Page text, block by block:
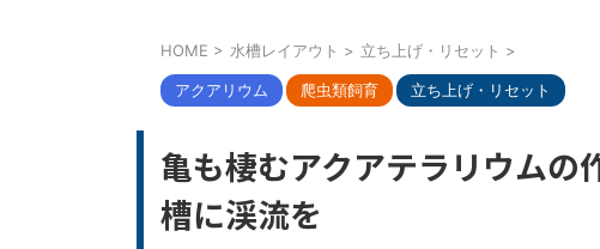
HOME > 水槽レイアウト > 立ち上げ・リセット >
アクアリウム 爬虫類飼育 立ち上げ・リセット
亀も棲むアクアテラリウムの
槽に渓流を
生体知識・飼育方法 爬虫類飼育 温度管理・計測用品